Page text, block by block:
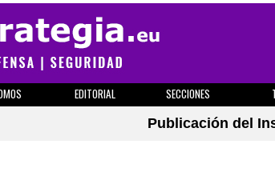
EDITORIAL SECCIONES
Publicación del